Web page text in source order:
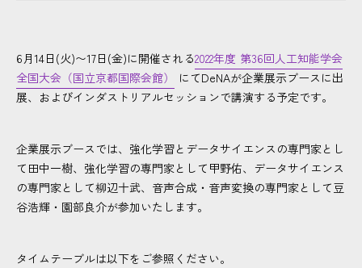
6月14日(火)〜17日(金)に開催される2022年度 第36回人工知能学会
全国大会（国立京都国際会館）
にてDeNAが企業展示ブースに出
展、およびインダストリアルセッションで講演する予定です。
企業展示ブースでは、強化学習とデータサイエンスの専門家とし
て田中一樹、強化学習の専門家として甲野佑、データサイエンス
の専門家として柳辺十武、音声合成・音声変換の専門家として豆
谷浩輝・園部良介が参加いたします。
タイムテーブルは以下をご参照ください。